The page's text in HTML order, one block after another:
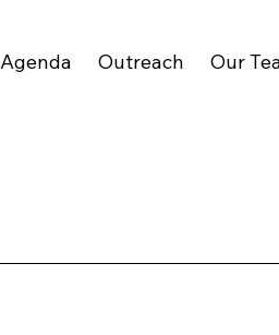
Agenda Outreach Our